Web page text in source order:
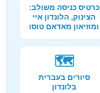
כרטיס כניסה משולב:
הצינוק, הלונדון איי
ומוזיאון מאדאם טוסו
🗺️
סיורים בעברית
בלונדון